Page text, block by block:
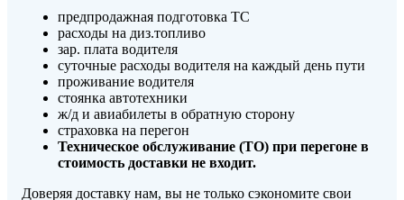
предпродажная подготовка ТС
расходы на диз.топливо
зар. плата водителя
суточные расходы водителя на каждый день пути
проживание водителя
стоянка автотехники
ж/д и авиабилеты в обратную сторону
страховка на перегон
Техническое обслуживание (ТО) при перегоне в
стоимость доставки не входит.
Доверяя доставку нам, вы не только сэкономите свои